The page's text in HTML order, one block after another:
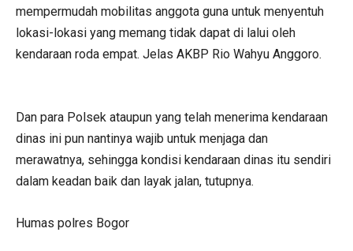
mempermudah mobilitas anggota guna untuk menyentuh
lokasi-lokasi yang memang tidak dapat di lalui oleh
kendaraan roda empat. Jelas AKBP Rio Wahyu Anggoro.
Dan para Polsek ataupun yang telah menerima kendaraan
dinas ini pun nantinya wajib untuk menjaga dan
merawatnya, sehingga kondisi kendaraan dinas itu sendiri
dalam keadan baik dan layak jalan, tutupnya.
Humas polres Bogor